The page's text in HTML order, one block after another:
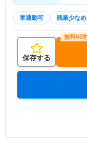
車通勤可 残業少なめ
保存する